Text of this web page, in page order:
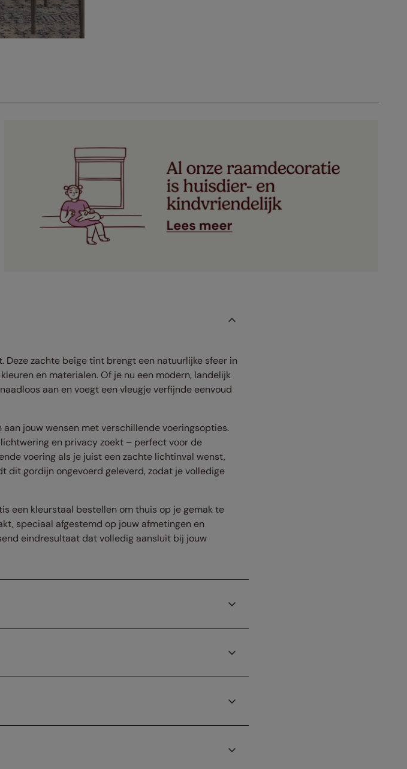
zachte beige tint brengt een natuurlijke sfeer in
en materialen. Of je nu een modern, landelijk
aan en voegt een vleugje verfijnde eenvoud
jouw wensen met verschillende voeringsopties.
en privacy zoekt – perfect voor de
voering als je juist een zachte lichtinval wenst,
dit gordijn ongevoerd geleverd, zodat je volledige
een kleurstaal bestellen om thuis op je gemak te
speciaal afgestemd op jouw afmetingen en
eindresultaat dat volledig aansluit bij jouw